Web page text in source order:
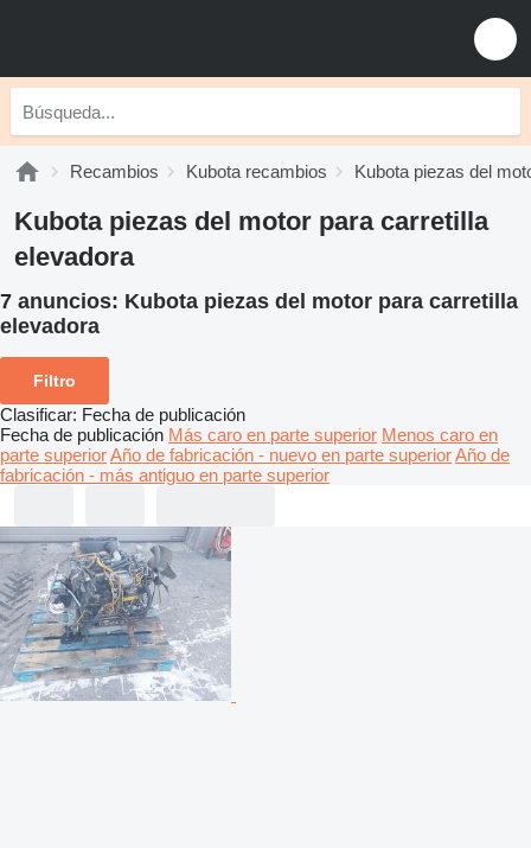
Recambios Kubota recambios Kubota piezas del
Kubota piezas del motor para carretilla
elevadora
7 anuncios: Kubota piezas del motor para carretilla
elevadora
Filtro
Clasificar: Fecha de publicación
Fecha de publicación Más caro en parte superior Menos caro en
parte superiorAño de fabricación - nuevo en parte superiorAño de
fabricación - más antiguo en parte superior